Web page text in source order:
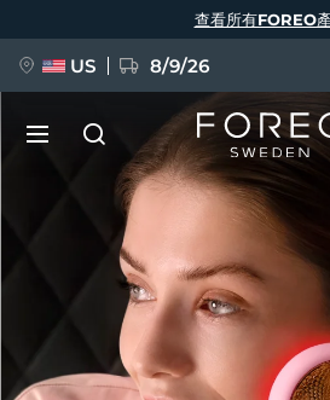
查看所有FOREO
US 8/9/26
FAQ™ Pure Beauty-Tech
BREAKING NEWS
Deutsch
Français
Italiano